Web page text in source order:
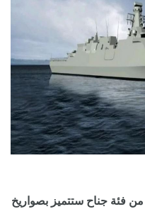
فئة جناح ستتميز بصواريخ